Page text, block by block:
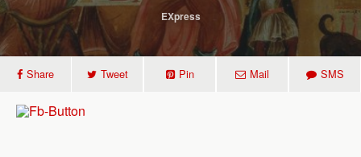
EXpress
Share Tweet Pin Mail SMS